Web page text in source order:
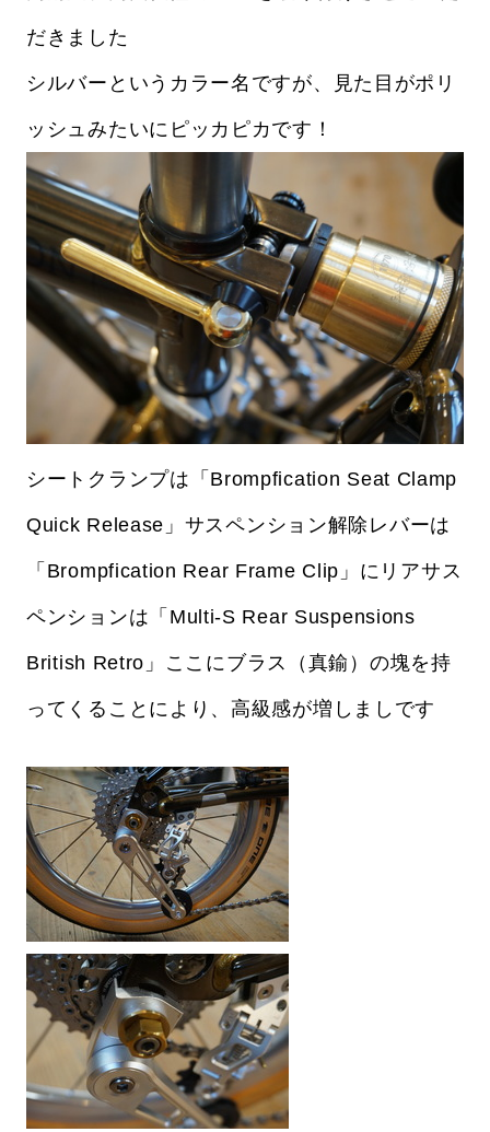
だきました
シルバーというカラー名ですが、見た目がポリ
ッシュみたいにピッカピカです！
シートクランプは「Brompfication Seat Clamp
Quick Release」サスペンション解除レバーは
「Brompfication Rear Frame Clip」にリアサス
ペンションは「Multi-S Rear Suspensions
British Retro」ここにブラス（真鍮）の塊を持
ってくることにより、高級感が増しましです